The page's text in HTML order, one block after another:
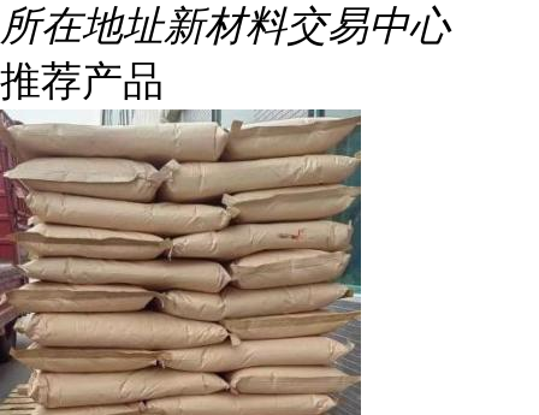
所在地址新材料交易中心
推荐产品